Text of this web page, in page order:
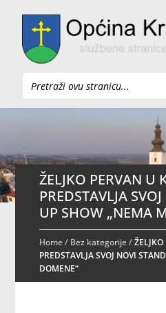
Pretraži
ŽELJKO PERVAN U
PREDSTAVLJA
UP SHOW „NEMA
Home/ Bez kategorije/
PREDSTAVLJA SVOJ NOVI
DOMENE“